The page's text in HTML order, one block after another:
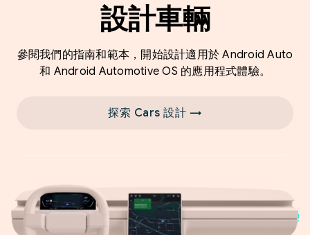
設計車輛
參閱我們的指南和範本，開始設計適用於 Android Auto
和 Android Automotive OS 的應用程式體驗。
探索 Cars 設計 →